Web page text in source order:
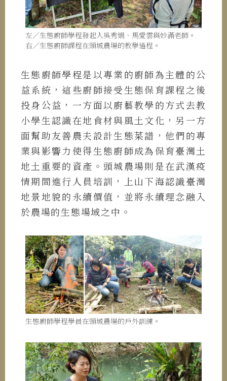
左／生態廚師學程發起人吳秀娟、馬愛雲與妙滿老師。
右／生態廚師課程在頭城農場的教學過程。
生態廚師學程是以專業的廚師為主體的公
益系統，這些廚師接受生態保育課程之後
投身公益，一方面以廚藝教學的方式去教
小學生認識在地食材與風土文化，另一方
面幫助友善農夫設計生態菜譜，他們的專
業與影響力使得生態廚師成為保育臺灣土
地土重要的資產。頭城農場則是在武漢疫
情期間進行人員培訓，上山下海認識臺灣
地景地貌的永續價值，並將永續理念融入
於農場的生態場域之中。
生態廚師學程學員在頭城農場的戶外訓練。